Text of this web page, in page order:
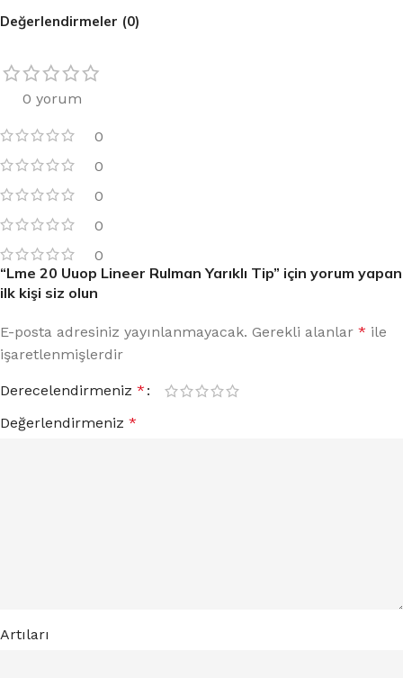
Değerlendirmeler (0)
0 yorum
0
0
0
0
0
“Lme 20 Uuop Lineer Rulman Yarıklı Tip” için yorum yapan
ilk kişi siz olun
E-posta adresiniz yayınlanmayacak. Gerekli alanlar * ile
işaretlenmişlerdir
Derecelendirmeniz *
Değerlendirmeniz *
Artıları